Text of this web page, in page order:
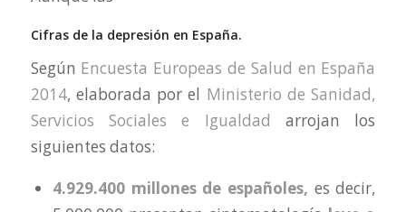
Cifras de la depresión en España.
Según Encuesta Europeas de Salud en España
2014, elaborada por el Ministerio de Sanidad,
Servicios Sociales e Igualdadarrojan los
siguientes datos:
4.929.400 millones de españoles, es decir,